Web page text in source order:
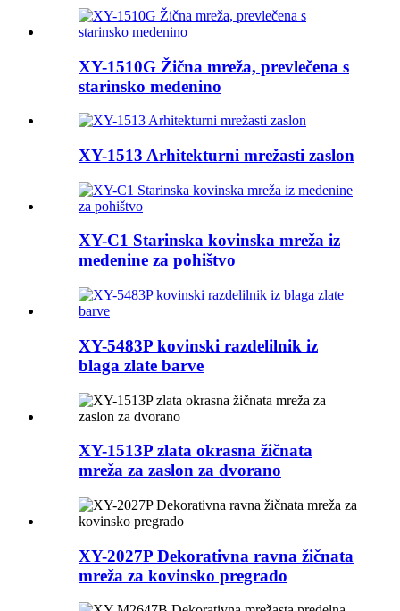
XY-1510G Žična mreža, prevlečena s
starinsko medenino
XY-1513 Arhitekturni mrežasti zaslon
XY-C1 Starinska kovinska mreža iz
medenine za pohištvo
XY-5483P kovinski razdelilnik iz
blaga zlate barve
XY-1513P zlata okrasna žičnata
mreža za zaslon za dvorano
XY-2027P Dekorativna ravna žičnata
mreža za kovinsko pregrado